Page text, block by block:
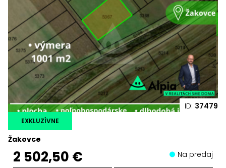
ID: 37479
Žakovce
EXKLUZÍVNE
2 502,50 € Na predaj